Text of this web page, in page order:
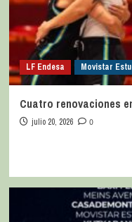
LF Endesa Movistar
Cuatro renovaciones
julio 20, 2026 0